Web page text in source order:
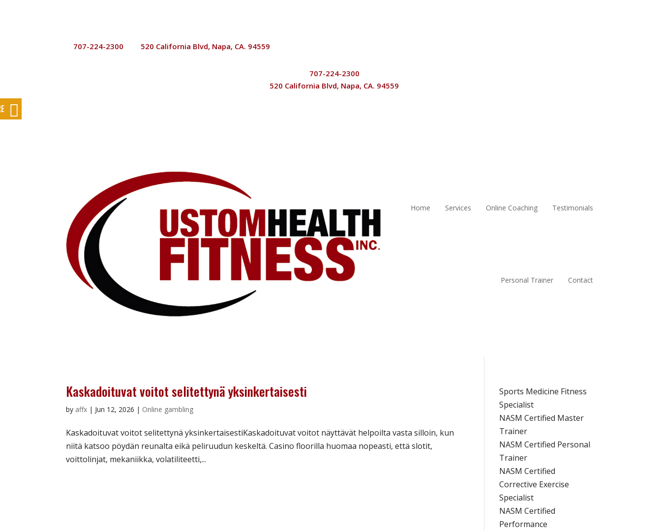
707-224-2300 520 California Blvd, Napa, CA. 94559
707-224-2300
520 California Blvd, Napa, CA. 94559
Home Services Online Coaching Testimonials
Personal Trainer Contact
Kaskadoituvat voitot selitettynä yksinkertaisesti
by affx | Jun 12, 2026 | Online gambling
Kaskadoituvat voitot selitettynä yksinkertaisestiKaskadoituvat voitot näyttävät helpoilta vasta silloin, kun
niitä katsoo pöydän reunalta eikä peliruudun keskeltä. Casino floorilla huomaa nopeasti, että slotit,
voittolinjat, mekaniikka, volatiliteetti,...
Sports Medicine Fitness
Specialist
NASM Certified Master
Trainer
NASM Certified Personal
Trainer
NASM Certified
Corrective Exercise
Specialist
NASM Certified
Performance